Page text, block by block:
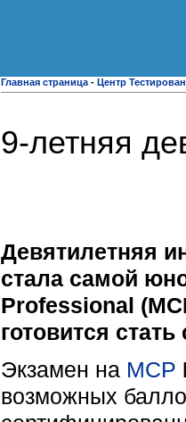
Главная страница - Центр
9-летняя
Девятилетняя
стала самой
Professional
готовится
Экзамен на MCP
возможных